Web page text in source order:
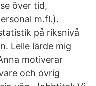
över tid,
m.fl.).
på riksnivå
Lelle lärde mig
motiverar
och övrig